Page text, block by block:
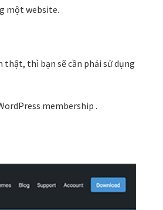
một website.
thật, thì bạn sẽ cần phải sử dụng
membership .